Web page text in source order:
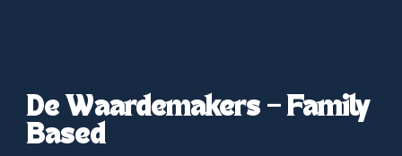
De Waardemakers – Family
Based